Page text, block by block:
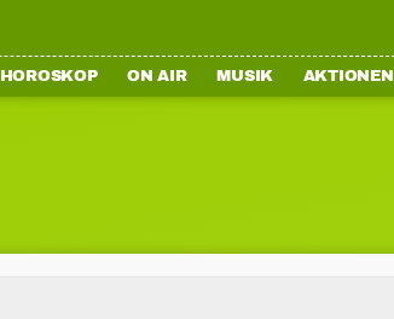
HOROSKOP ON AIR MUSIK AKTIONEN